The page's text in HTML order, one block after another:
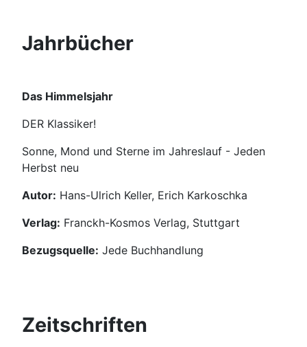
Jahrbücher
Das Himmelsjahr
DER Klassiker!
Sonne, Mond und Sterne im Jahreslauf - Jeden
Herbst neu
Autor: Hans-Ulrich Keller, Erich Karkoschka
Verlag: Franckh-Kosmos Verlag, Stuttgart
Bezugsquelle: Jede Buchhandlung
Zeitschriften